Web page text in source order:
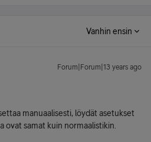
Vanhin ensin
Forum|Forum|13 years ago
manuaalisesti, löydät asetukset
ovat samat kuin normaalistikin.